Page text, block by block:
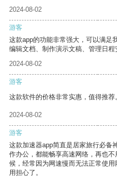
2024-08-02
游客
这款app的功能非常强大，可以满足
编辑文档、制作演示文稿、管理日程
2024-08-02
游客
这款软件的价格非常实惠，值得推荐
2024-08-02
游客
这款加速器app简直是居家旅行必备
作办公，都能畅享高速网络，再也
候，经常因为网速慢而无法正常使
用担心了。